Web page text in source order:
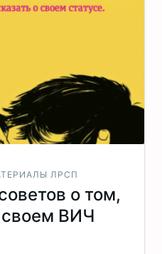
ЛРСП
о том,
своем ВИЧ